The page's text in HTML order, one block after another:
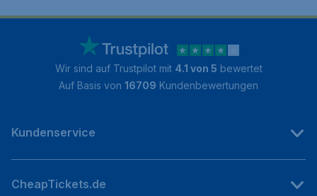
Wir sind auf Trustpilot mit 4.1 von 5 bewertet
Auf Basis von 16709 Kundenbewertungen
Kundenservice
CheapTickets.de